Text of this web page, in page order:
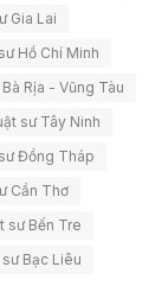
Gia Lai
Hồ Chí Minh
Rịa - Vũng Tàu
sư Tây Ninh
Đồng Tháp
Cần Thơ
sư Bến Tre
sư Bạc Liêu